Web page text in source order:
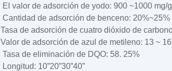
El valor de adsorción de yodo: 900 ~1000 mg/g
Cantidad de adsorción de benceno: 20%~25%
Tasa de adsorción de cuatro dióxido de
Valor de adsorción de azul de metileno: 13 ~
Tasa de eliminación de DQO: 58. 25%
Longitud: 10”20”30”40”